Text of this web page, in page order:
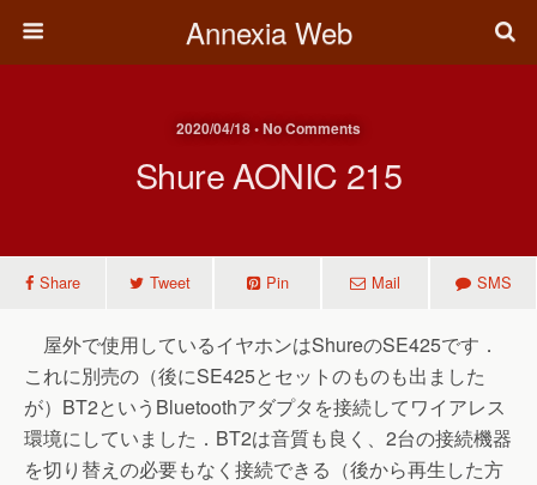
Annexia Web
2020/04/18 • No Comments
Shure AONIC 215
Share Tweet Pin Mail SMS
屋外で使用しているイヤホンはShureのSE425です．
これに別売の（後にSE425とセットのものも出ました
が）BT2というBluetoothアダプタを接続してワイアレス
環境にしていました．BT2は音質も良く、2台の接続機器
を切り替えの必要もなく接続できる（後から再生した方